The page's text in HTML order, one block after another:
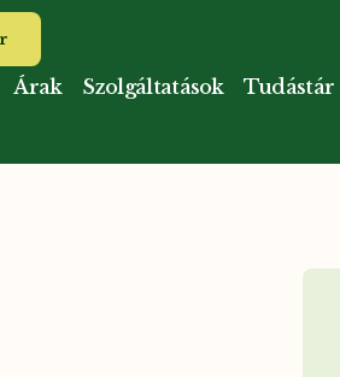
Árak Szolgáltatások Tudástár